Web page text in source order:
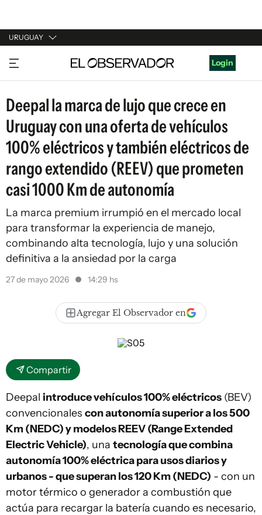
URUGUAY
URUGUAY
ARGENTINA
ESPAÑA
ESTADOS UNIDOS
Login
Deepal la marca de lujo que crece en
Uruguay con una oferta de vehículos
100% eléctricos y también eléctricos de
rango extendido (REEV) que prometen
casi 1000 Km de autonomía
La marca premium irrumpió en el mercado local
para transformar la experiencia de manejo,
combinando alta tecnología, lujo y una solución
definitiva a la ansiedad por la carga
27 de mayo 2026 14:29 hs
Agregar El Observador en
Compartir
Deepal introduce vehículos 100% eléctricos (BEV)
convencionales con autonomía superior a los 500
Km (NEDC) y modelos REEV (Range Extended
Electric Vehicle), una tecnología que combina
autonomía 100% eléctrica para usos diarios y
urbanos - que superan los 120 Km (NEDC) - con un
motor térmico o generador a combustión que
actúa para recargar la batería cuando es necesario,